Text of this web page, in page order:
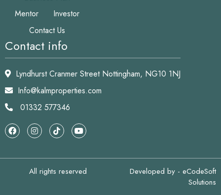
Mentor
Investor
Contact Us
Contact info
Lyndhurst Cranmer Street Nottingham, NG10 1NJ
Info@kalmproperties.com
01332 577346
All rights reserved Developed by - eCodeSoft
Solutions